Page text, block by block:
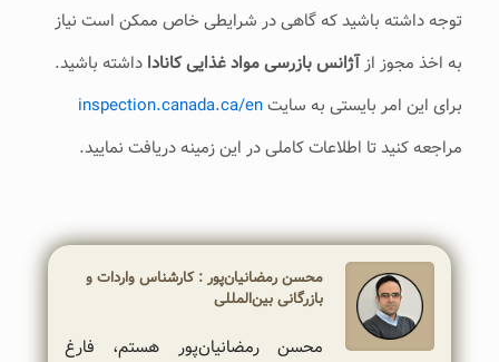
توجه داشته باشید که گاهی در شرایطی خاص ممکن است نیاز
به اخذ مجوز ازآژانس بازرسی مواد غذایی کانادا داشته باشید.
برای این امر بایستی به سایتinspection.canada.ca/en
مراجعه کنید تا اطلاعات کاملی در این زمینه دریافت نمایید.
محسن رمضانیان‌پور : کارشناس واردات و
بازرگانی بین‌المللی
محسن رمضانیان‌پور هستم، فارغ